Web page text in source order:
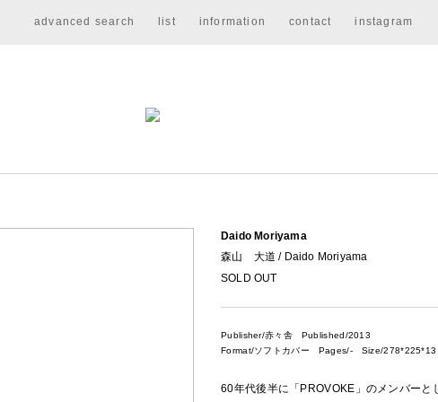
advanced search list information contact instagram
Daido Moriyama
森山 大道 / Daido Moriyama
SOLD OUT
Publisher/赤々舎Published/2013
Format/ソフトカバー Pages/- Size/278*225*13
60年代後半に「PROVOKE」のメンバー